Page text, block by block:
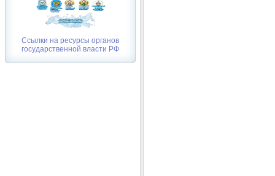
Ссылки на ресурсы органов
государственной власти РФ